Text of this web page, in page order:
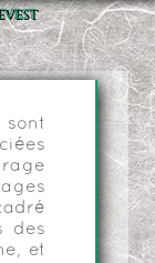
des
et